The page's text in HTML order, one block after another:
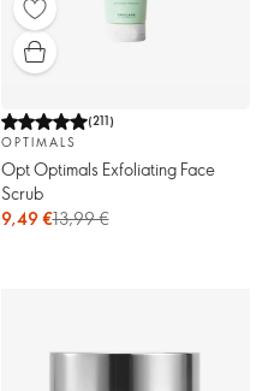
(211)
OPTIMALS
Opt Optimals Exfoliating Face
Scrub
9,49 €13,99 €